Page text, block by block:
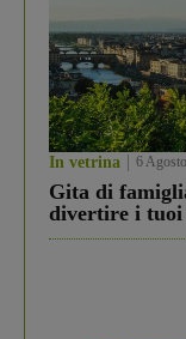
In vetrina 6
Gita di
divertire i